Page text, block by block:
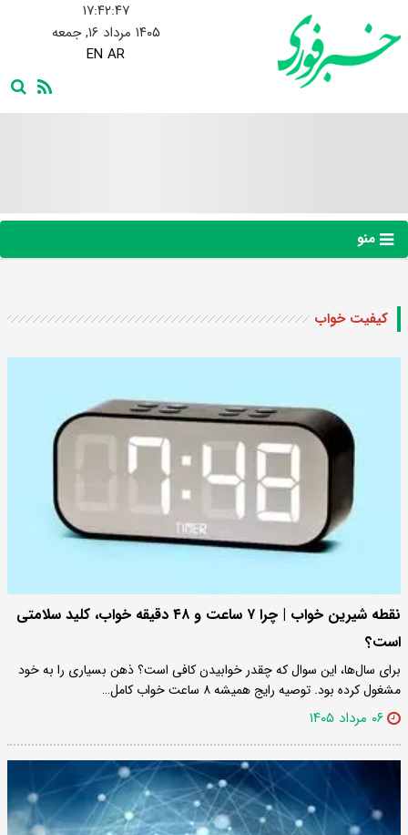
۱۷:۴۲:۴۸
۱۴۰۵ مرداد ۱۶, جمعه
EN AR
منو
کیفیت خواب
نقطه شیرین خواب | چرا ۷ ساعت و ۴۸ دقیقه خواب، کلید سلامتی
است؟
برای سال‌ها، این سوال که چقدر خوابیدن کافی است؟ ذهن بسیاری را به خود
مشغول کرده بود. توصیه رایج همیشه ۸ ساعت خواب کامل…
۰۶ مرداد ۱۴۰۵